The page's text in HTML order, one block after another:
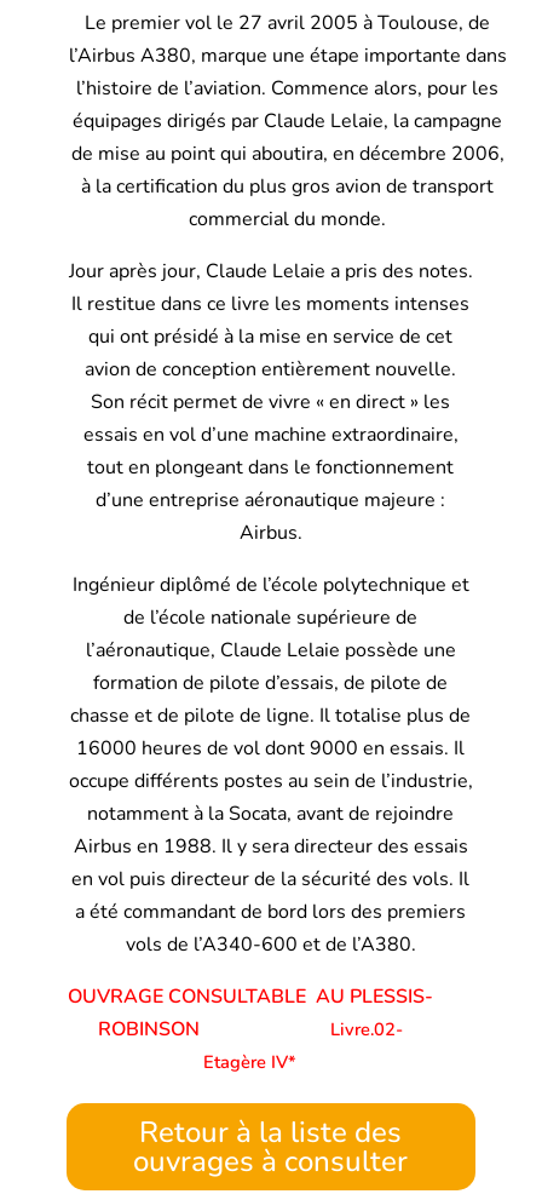
Le premier vol le 27 avril 2005 à Toulouse, de
l’Airbus A380, marque une étape importante dans
l’histoire de l’aviation. Commence alors, pour les
équipages dirigés par Claude Lelaie, la campagne
de mise au point qui aboutira, en décembre 2006,
à la certification du plus gros avion de transport
commercial du monde.
Jour après jour, Claude Lelaie a pris des notes.
Il restitue dans ce livre les moments intenses
qui ont présidé à la mise en service de cet
avion de conception entièrement nouvelle.
Son récit permet de vivre « en direct » les
essais en vol d’une machine extraordinaire,
tout en plongeant dans le fonctionnement
d’une entreprise aéronautique majeure :
Airbus.
Ingénieur diplômé de l’école polytechnique et
de l’école nationale supérieure de
l’aéronautique, Claude Lelaie possède une
formation de pilote d’essais, de pilote de
chasse et de pilote de ligne. Il totalise plus de
16000 heures de vol dont 9000 en essais. Il
occupe différents postes au sein de l’industrie,
notamment à la Socata, avant de rejoindre
Airbus en 1988. Il y sera directeur des essais
en vol puis directeur de la sécurité des vols. Il
a été commandant de bord lors des premiers
vols de l’A340-600 et de l’A380.
OUVRAGE CONSULTABLE AU PLESSIS-
ROBINSON
Livre.02-
Etagère IV*
Retour à la liste des
ouvrages à consulter